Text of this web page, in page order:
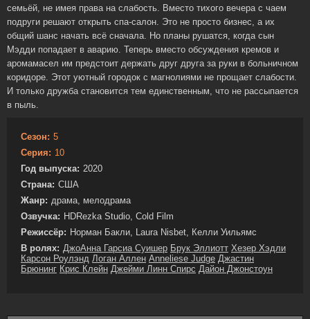
семьёй, не имея права на слабость. Вместо тихого вечера с чаем
подруги решают открыть спа-салон. Это не просто бизнес, а их
общий шанс начать всё сначала. Но планы рушатся, когда сын
Мэдди попадает в аварию. Теперь вместо обсуждения кремов и
аромамасел им предстоит держать друг друга за руки в больничном
коридоре. Этот уютный городок с магнолиями не прощает слабости.
И только дружба становится тем единственным, что не рассыпается
в пыль.
Сезон: 5
Серия: 10
Год выпуска: 2020
Страна: США
Жанр: драма, мелодрама
Озвучка: HDRezka Studio, Cold Film
Режиссёр: Норман Бакли, Laura Nisbet, Келли Уильямс
В ролях: ДжоАнна Гарсиа Суишер Брук Эллиотт Хезер Хэдли
Карсон Роулэнд Логан Аллен Anneliese Judge Джастин
Брюнинг Крис Клейн Джейми Линн Спирс Дайон Джонстоун